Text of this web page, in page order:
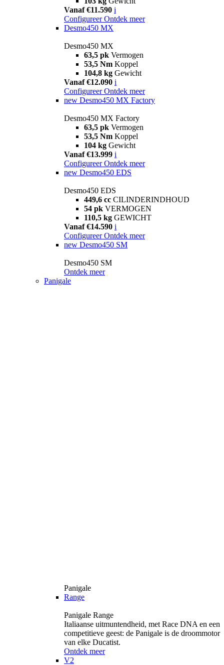
Vanaf €11.590 i
Configureer Ontdek meer
Desmo450 MX
Desmo450 MX
63,5 pk Vermogen
53,5 Nm Koppel
104,8 kg Gewicht
Vanaf €12.090 i
Configureer Ontdek meer
new Desmo450 MX Factory
Desmo450 MX Factory
63,5 pk Vermogen
53,5 Nm Koppel
104 kg Gewicht
Vanaf €13.999 i
Configureer Ontdek meer
new Desmo450 EDS
Desmo450 EDS
449,6 cc CILINDERINDHOUD
54 pk VERMOGEN
110,5 kg GEWICHT
Vanaf €14.590 i
Configureer Ontdek meer
new Desmo450 SM
Desmo450 SM
Ontdek meer
Panigale
Panigale
Range
Panigale Range
Italiaanse uitmuntendheid, met Race DNA en een
competitieve geest: de Panigale is de droommotor
van elke Ducatist.
Ontdek meer
V2